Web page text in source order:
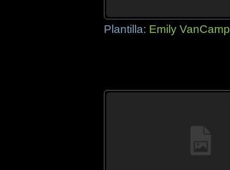
Plantilla: Emily VanCamp